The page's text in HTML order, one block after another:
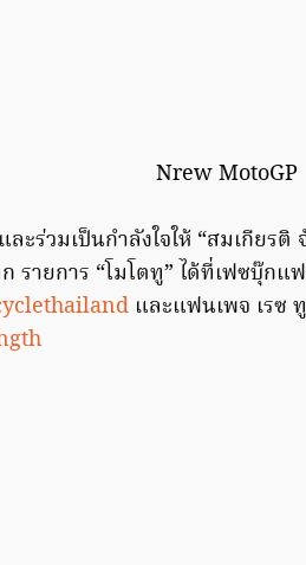
ะร่วมเป็นกำลังใจให้ “สมเกียร
รายการ “โมโตทู” ได้ที่เฟซบุ๊ก
และแฟนเพจ เรซ